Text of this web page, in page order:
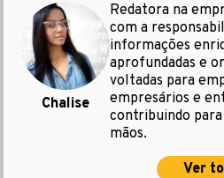
Chalise
Redatora na
com a
informações
aprofundadas e
voltadas para
empresários e
contribuindo
mãos.
Ver